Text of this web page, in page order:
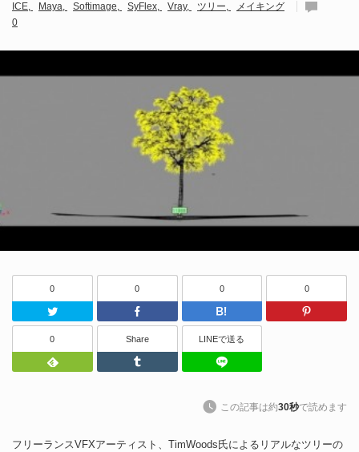
ICE
Maya Softimage SyFlex Vray ツリー
メイキング
0
0
Twitter
0
Facebook
0
はてなブッ
0
0
Feedly
Share
Tumblr
LINEで送る
この記事は約30秒で読めます
フリーランスVFXアーティスト、TimWoods氏によるリアルなツリーの